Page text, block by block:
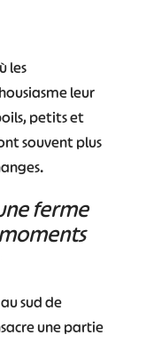
les
leur
petits et
souvent plus
ferme
sud de
une partie